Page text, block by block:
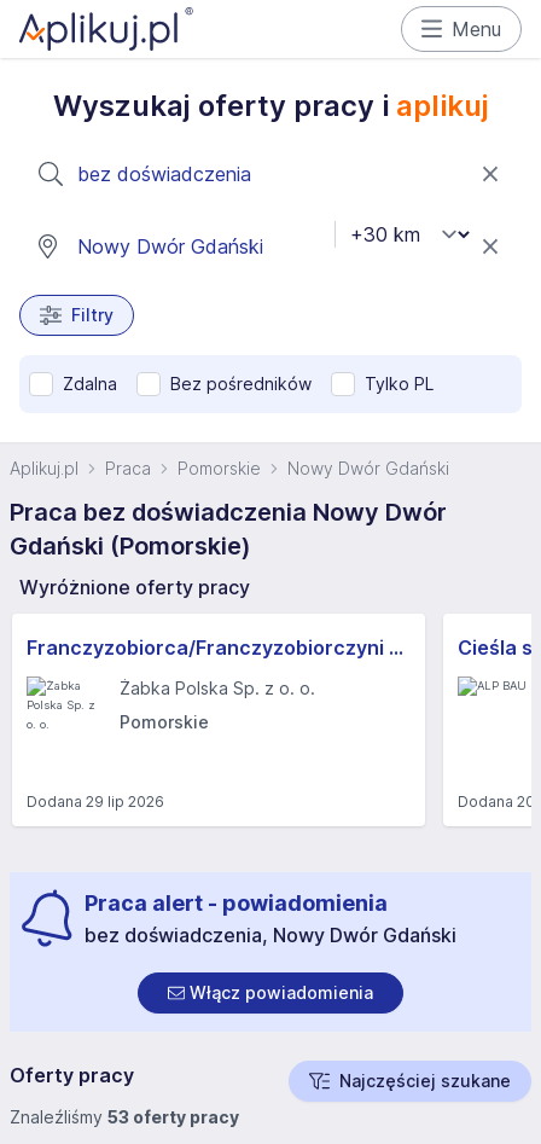
Menu
Wyszukaj oferty pracy i aplikuj
Filtry
Zdalna Bez pośredników Tylko PL
Aplikuj.pl Praca Pomorskie Nowy Dwór Gdański
Praca bez doświadczenia Nowy Dwór
Gdański (Pomorskie)
Wyróżnione oferty pracy
Franczyzobiorca/Franczyzobiorczyni sklepu Żabka
Żabka Polska Sp. z o. o.
Pomorskie
Dodana 29 lip 2026
Cieśla
Dodana20
Praca alert - powiadomienia
bez doświadczenia, Nowy Dwór Gdański
Włącz powiadomienia
Oferty pracy
Najczęściej szukane
Znaleźliśmy 53 oferty pracy